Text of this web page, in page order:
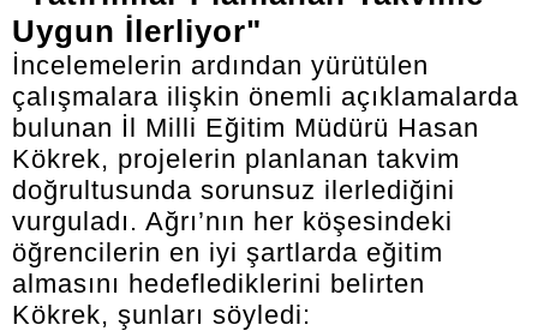
Uygun İlerliyor"
İncelemelerin ardından yürütülen
çalışmalara ilişkin önemli açıklamalarda
bulunan İl Milli Eğitim Müdürü Hasan
Kökrek, projelerin planlanan takvim
doğrultusunda sorunsuz ilerlediğini
vurguladı. Ağrı’nın her köşesindeki
öğrencilerin en iyi şartlarda eğitim
almasını hedeflediklerini belirten
Kökrek, şunları söyledi: